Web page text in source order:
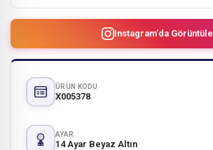
Instagram'da Görüntüle
ÜRÜN KODU
X005378
AYAR
14 Ayar Beyaz Altın